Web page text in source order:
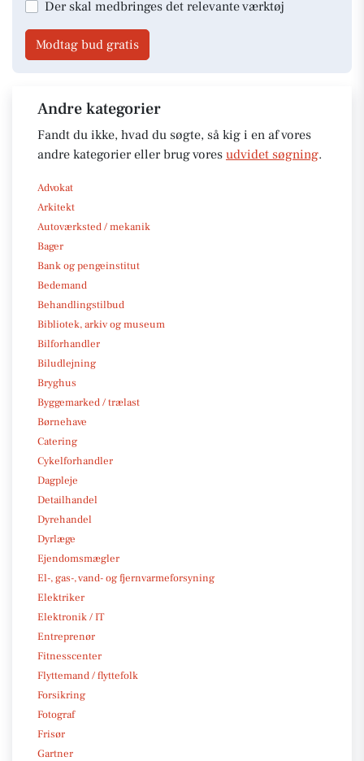
Der skal medbringes det relevante værktøj
Modtag bud gratis
Andre kategorier
Fandt du ikke, hvad du søgte, så kig i en af vores
andre kategorier eller brug vores udvidet søgning.
Advokat
Arkitekt
Autoværksted / mekanik
Bager
Bank og pengeinstitut
Bedemand
Behandlingstilbud
Bibliotek, arkiv og museum
Bilforhandler
Biludlejning
Bryghus
Byggemarked / trælast
Børnehave
Catering
Cykelforhandler
Dagpleje
Detailhandel
Dyrehandel
Dyrlæge
Ejendomsmægler
El-, gas-, vand- og fjernvarmeforsyning
Elektriker
Elektronik / IT
Entreprenør
Fitnesscenter
Flyttemand / flyttefolk
Forsikring
Fotograf
Frisør
Gartner